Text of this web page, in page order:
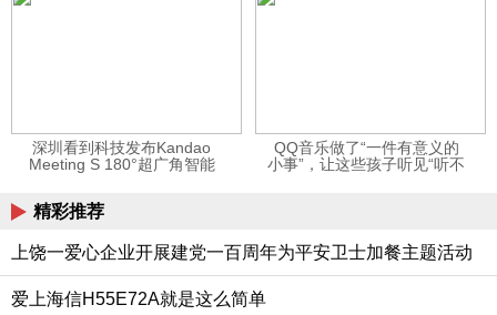
深圳看到科技发布Kandao
Meeting S 180°超广角智能
QQ音乐做了“一件有意义的
小事”，让这些孩子听见“听不
精彩推荐
上饶一爱心企业开展建党一百周年为平安卫士加餐主题活动
爱上海信H55E72A就是这么简单